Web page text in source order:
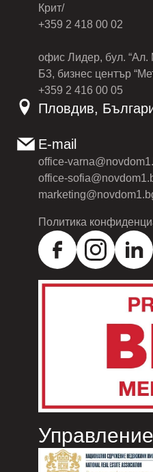
Крит/
+359 2 418 00 02
офис Лидер, бул. “Ал.
Б3, бизнес център
+359 2 416 00 05
Пловдив,
E-mail
office-
office-
Политика
Управление